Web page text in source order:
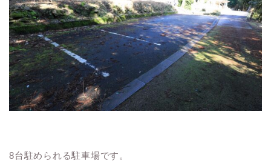
8台駐められる駐車場です。